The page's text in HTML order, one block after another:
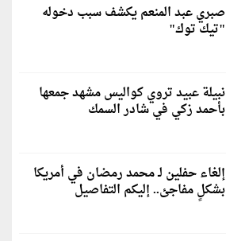
صبري عبد المنعم يكشف سبب دخوله
"تيك توك"
نبيلة عبيد تروي كواليس مشهد جمعها
بأحمد زكي في شادر السمك
إلغاء حفلين لـ محمد رمضان في أمريكا
بشكلٍ مفاجئ.. إليكم التفاصيل